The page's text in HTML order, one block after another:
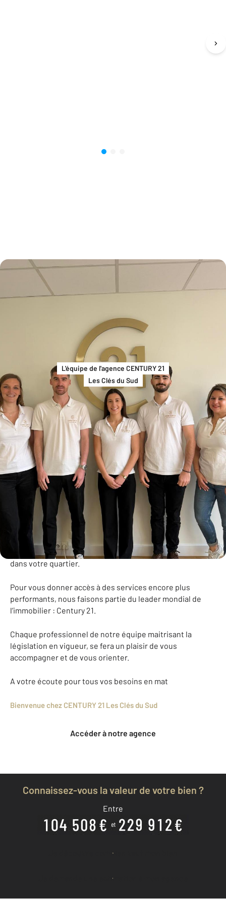
L'équipe de l'agence CENTURY 21
Les Clés du Sud
L’immobilier c’est un métier!
Pour tous vos projets immobiliers, vous apprécierez le
contact d’une agence familiale qui saura vous garantir des
conseils avisés par la parfaite connaissance du marché
dans votre quartier.
Pour vous donner accès à des services encore plus
performants, nous faisons partie du leader mondial de
l’immobilier : Century 21.
Chaque professionnel de notre équipe maitrisant la
législation en vigueur, se fera un plaisir de vous
accompagner et de vous orienter.
A votre écoute pour tous vos besoins en mat
Bienvenue chez CENTURY 21 Les Clés du Sud
Accéder à notre agence
Connaissez-vous la valeur de votre bien ?
Entre
Je découvre combien vaut mon bien
Je demande une estimation à mon agence